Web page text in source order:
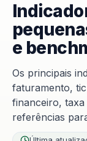
e
Os principais
faturamento,
financeiro,
referências